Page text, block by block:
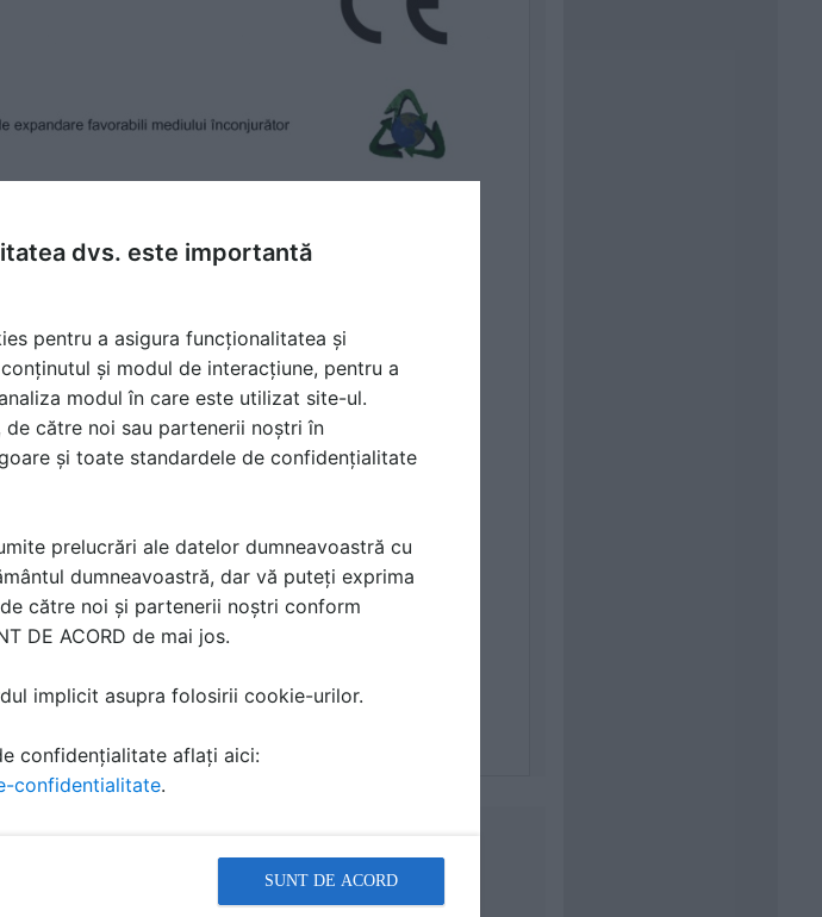
dvs. este importantă
pentru a asigura funcționalitatea și
și modul de interacțiune, pentru a
modul în care este utilizat site-ul.
către noi sau partenerii noștri în
și toate standardele de confidențialitate
prelucrări ale datelor dumneavoastră cu
dumneavoastră, dar vă puteți exprima
către noi și partenerii noștri conform
DE ACORD de mai jos.
implicit asupra folosirii cookie-urilor.
confidențialitate aflați aici:
confidentialitate.
SUNT DE ACORD